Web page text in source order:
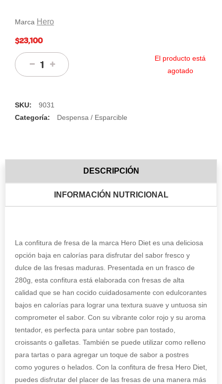
Marca Hero
$23,100
El producto está
agotado
SKU:
9031
Categoría:
Despensa / Esparcible
DESCRIPCIÓN
INFORMACIÓN NUTRICIONAL
La confitura de fresa de la marca Hero Diet es una deliciosa
opción baja en calorías para disfrutar del sabor fresco y
dulce de las fresas maduras. Presentada en un frasco de
280g, esta confitura está elaborada con fresas de alta
calidad que se han cocido cuidadosamente con edulcorantes
bajos en calorías para lograr una textura suave y untuosa sin
comprometer el sabor. Con su vibrante color rojo y su aroma
tentador, es perfecta para untar sobre pan tostado,
croissants o galletas. También se puede utilizar como relleno
para tartas o para agregar un toque de sabor a postres
como yogures o helados. Con la confitura de fresa Hero Diet,
puedes disfrutar del placer de las fresas de una manera más